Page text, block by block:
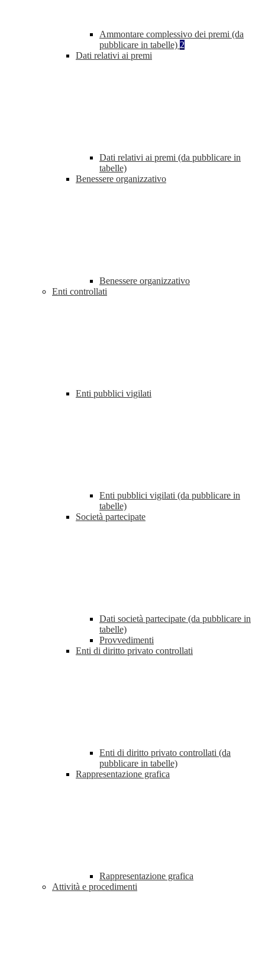
Ammontare complessivo dei premi (da
pubblicare in tabelle) 2
Dati relativi ai premi
Dati relativi ai premi (da pubblicare in
tabelle)
Benessere organizzativo
Benessere organizzativo
Enti controllati
Enti pubblici vigilati
Enti pubblici vigilati (da pubblicare in
tabelle)
Società partecipate
Dati società partecipate (da pubblicare in
tabelle)
Provvedimenti
Enti di diritto privato controllati
Enti di diritto privato controllati (da
pubblicare in tabelle)
Rappresentazione grafica
Rappresentazione grafica
Attività e procedimenti